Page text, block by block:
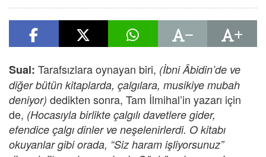
Sual: Tarafsızlara oynayan biri, (İbni Âbidin’de ve
diğer bütün kitaplarda, çalgılara, musikiye mubah
deniyor) dedikten sonra, Tam İlmihal’in yazarı için
de, (Hocasıyla birlikte çalgılı davetlere gider,
efendice çalgı dinler ve neşelenirlerdi. O kitabı
okuyanlar gibi orada, “Siz haram işliyorsunuz”